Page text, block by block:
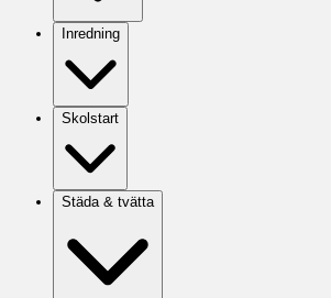
Inredning
Skolstart
Städa & tvätta